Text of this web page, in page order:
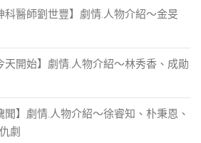
科醫師劉世豐】劇情.人物介紹～金旻
天開始】劇情.人物介紹～林秀香、成勛
聞】劇情.人物介紹～徐睿知、朴秉恩、
劇